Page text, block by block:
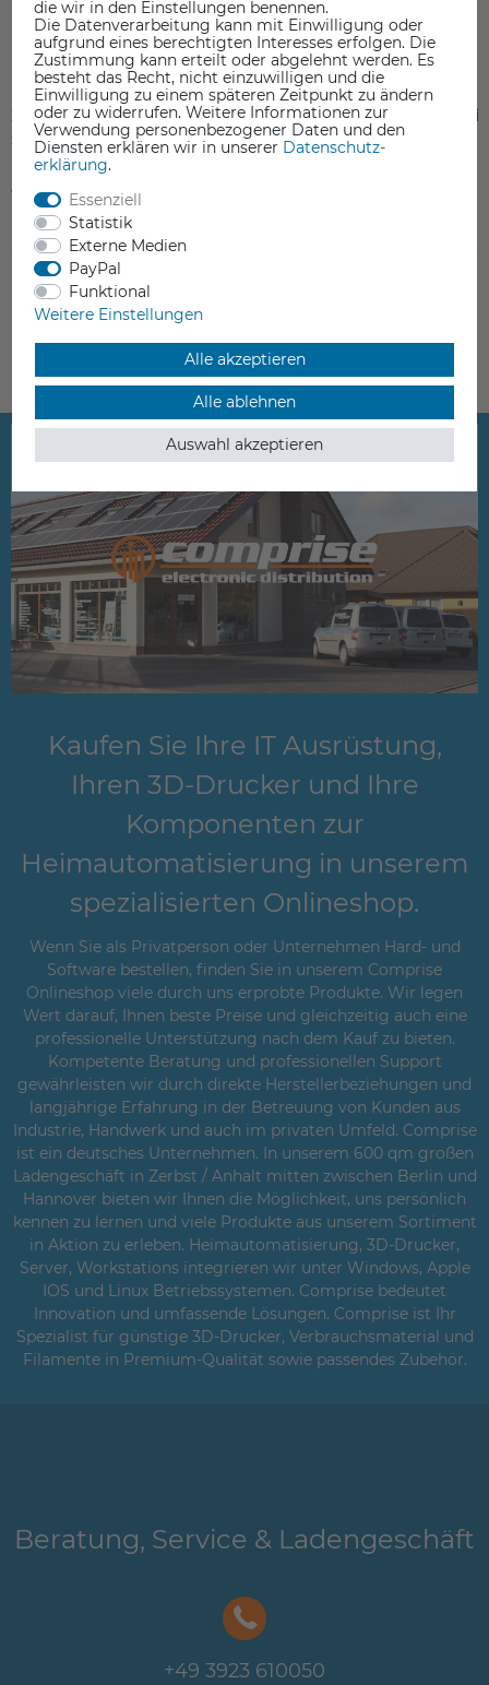
XYZprinting Z_BELT 3F1SW-MR004 CR
S2M 892*6.5
14,80 €
inkl. ges. MwSt.
ab Lager > Lieferzeit 1-3 Werktage
XYZprinting da Vinci
200x200mm
ab Lager > Lieferzeit 1-3
Kaufen Sie Ihre IT Ausrüstung,
Ihren 3D-Drucker und Ihre
Komponenten zur
Heimautomatisierung in unserem
spezialisierten Onlineshop.
Wenn Sie als Privatperson oder Unternehmen Hard- und
Software bestellen, finden Sie in unserem Comprise
Onlineshop viele durch uns erprobte Produkte. Wir legen
Wert darauf, Ihnen beste Preise und gleichzeitig auch eine
professionelle Unterstützung nach dem Kauf zu bieten.
Kompetente Beratung und professionellen Support
gewährleisten wir durch direkte Herstellerbeziehungen und
langjährige Erfahrung in der Betreuung von Kunden aus
Industrie, Handwerk und auch im privaten Umfeld. Comprise
ist ein deutsches Unternehmen. In unserem 600 qm großen
Ladengeschäft in Zerbst / Anhalt mitten zwischen Berlin und
Hannover bieten wir Ihnen die Möglichkeit, uns persönlich
kennen zu lernen und viele Produkte aus unserem Sortiment
in Aktion zu erleben. Heimautomatisierung, 3D-Drucker,
Server, Workstations integrieren wir unter Windows, Apple
IOS und Linux Betriebssystemen. Comprise bedeutet
Innovation und umfassende Lösungen. Comprise ist Ihr
Spezialist für günstige 3D-Drucker, Verbrauchsmaterial und
Filamente in Premium-Qualität sowie passendes Zubehör.
Beratung, Service & Ladengeschäft
+49 3923 610050
die wir in den Einstellungen benennen.
Die Datenverarbeitung kann mit Einwilligung oder
aufgrund eines berechtigten Interesses erfolgen. Die
Zustimmung kann erteilt oder abgelehnt werden. Es
besteht das Recht, nicht einzuwilligen und die
Einwilligung zu einem späteren Zeitpunkt zu ändern
oder zu widerrufen. Weitere Informationen zur
Verwendung personenbezogener Daten und den
Diensten erklären wir in unserer Daten­schutz­
erklärung.
Essenziell
Statistik
Externe Medien
PayPal
Funktional
Weitere Einstellungen
Alle akzeptieren
Alle ablehnen
Auswahl akzeptieren